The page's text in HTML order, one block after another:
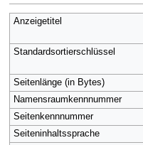
springen
springen
Anzeigetitel
Standardsortierschlüssel
Seitenlänge (in Bytes)
Namensraumkennnummer
Seitenkennnummer
Seiteninhaltssprache